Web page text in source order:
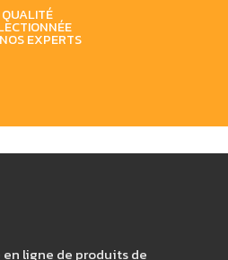
QUALITÉ
EXPERTS
ligne de produits de